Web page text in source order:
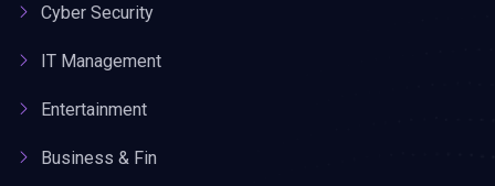
Cyber Security
IT Management
Entertainment
Business & Fin